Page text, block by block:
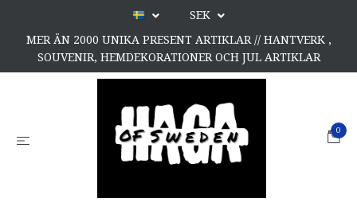
SEK
MER ÄN 2000 UNIKA PRESENT ARTIKLAR // HANTVERK ,
SOUVENIR, HEMDEKORATIONER OCH JUL ARTIKLAR
0